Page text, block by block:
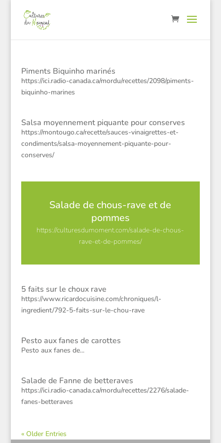
Piments Biquinho marinés
https://ici.radio-canada.ca/mordu/recettes/2098/piments-
biquinho-marines
Salsa moyennement piquante pour conserves
https://montougo.ca/recette/sauces-vinaigrettes-et-
condiments/salsa-moyennement-piquante-pour-
conserves/
Salade de chous-rave et de
pommes
https://culturesdumoment.com/salade-de-chous-
rave-et-de-pommes/
5 faits sur le choux rave
https://www.ricardocuisine.com/chroniques/l-
ingredient/792-5-faits-sur-le-chou-rave
Pesto aux fanes de carottes
Pesto aux fanes de...
Salade de Fanne de betteraves
https://ici.radio-canada.ca/mordu/recettes/2276/salade-
fanes-betteraves
« Older Entries